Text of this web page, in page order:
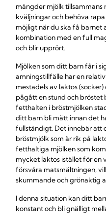
mängder mjölk
kväljningar och behöva
möjligt när du ska få barnet
kombination med en full
och blir upprört.
Mjölken som ditt barn får i
amningstillfälle har en
mestadels av laktos
pågått en stund och bröstet
fetthalten i bröstmjölken
ditt barn bli mätt innan det
fullständigt. Det innebär att
bröstmjölk som är rik på
fetthaltiga mjölken som
mycket laktos istället för en
försvåra matsmältningen,
skummande och grönaktig
I denna situation kan ditt
konstant och bli gnälligt